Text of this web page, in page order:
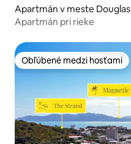
Apartmán v meste Douglas
Apartmán pri rieke
Obľúbené medzi hosťami
Obľúbené medzi hosťami